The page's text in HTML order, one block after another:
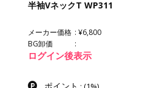
半袖VネックT WP311
メーカー価格
¥6,800
BG卸価
ログイン後表示